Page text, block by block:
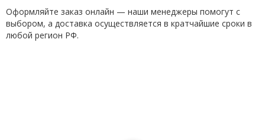
Оформляйте заказ онлайн — наши менеджеры помогут с
выбором, а доставка осуществляется в кратчайшие сроки в
любой регион РФ.